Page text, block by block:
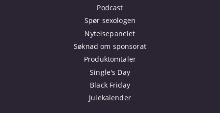
Podcast
Spør sexologen
Nytelsepanelet
Søknad om sponsorat
Produktomtaler
Single's Day
Black Friday
Julekalender